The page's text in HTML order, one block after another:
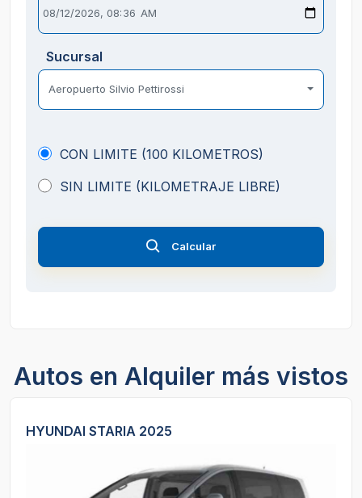
Sucursal
Aeropuerto Silvio Pettirossi
CON LIMITE (100 KILOMETROS)
SIN LIMITE (KILOMETRAJE LIBRE)
Calcular
Autos en Alquiler más vistos
HYUNDAI STARIA 2025